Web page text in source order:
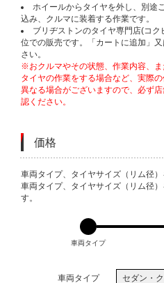
ホイールからタイヤを外し、別途
込み、クルマに装着する作業です。
ブリヂストンのタイヤ専門店(コ
位での販売です。「カートに追加」
さい。
※おクルマやその状態、作業内容、
タイヤの作業をする場合など、実際
異なる場合がございますので、必ず
認ください。
価格
VARIATIONS
車両タイプ、タイヤサイズ（リム径）
車両タイプ、タイヤサイズ（リム径
す。
車両タイプ
車両タイプ セダン・